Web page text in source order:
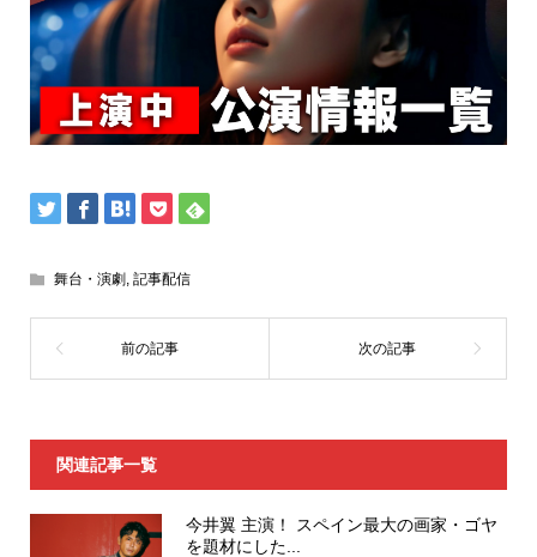
舞台・演劇, 記事配信
関連記事一覧
今井翼 主演！ スペイン最大の画家・ゴヤ
を題材にした...